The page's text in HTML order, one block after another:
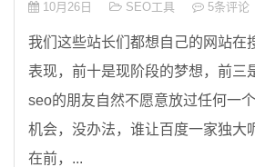
10月26日 SEO工具 5条评论
我们这些站长们都想自己的网站在
表现，前十是现阶段的梦想，前三
seo的朋友自然不愿意放过任何一
机会，没办法，谁让百度一家独大
在前，...